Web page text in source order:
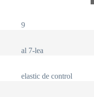
9
al 7-lea
elastic de control